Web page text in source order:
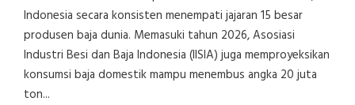
Indonesia secara konsisten menempati jajaran 15 besar
produsen baja dunia. Memasuki tahun 2026, Asosiasi
Industri Besi dan Baja Indonesia (IISIA) juga memproyeksikan
konsumsi baja domestik mampu menembus angka 20 juta
ton...